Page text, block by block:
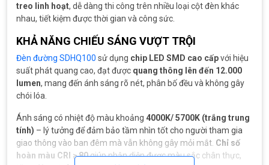
treo linh hoạt, dễ dàng thi công trên nhiều loại cột đèn khác
nhau, tiết kiệm được thời gian và công sức.
KHẢ NĂNG CHIẾU SÁNG VƯỢT TRỘI
Đèn đường SDHQ100 sử dụng chip LED SMD cao cấpvới hiệu
suất phát quang cao, đạt được quang thông lên đến 12.000
lumen, mang đến ánh sáng rõ nét, phân bố đều và không gây
chói lóa.
Ánh sáng có nhiệt độ màu khoảng 4000K/ 5700K (trắng trung
tính) – lý tưởng để đảm bảo tầm nhìn tốt cho người tham gia
giao thông vào ban đêm mà vẫn không gây mỏi mắt. Chỉ số
hoàn màu CRI ≥ 80giúp nhận diện được màu sắc chân thực,